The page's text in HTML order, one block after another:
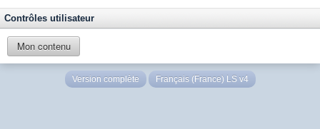
Contrôles utilisateur
Mon contenu
Version complète Français (France) LS v4